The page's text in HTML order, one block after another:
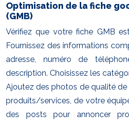
Optimisation de la fiche
(GMB)
Vérifiez que votre fiche GMB
Fournissez des informations
adresse, numéro de
description. Choisissez les
Ajoutez des photos de qualité
produits/services, de votre
des posts pour annoncer